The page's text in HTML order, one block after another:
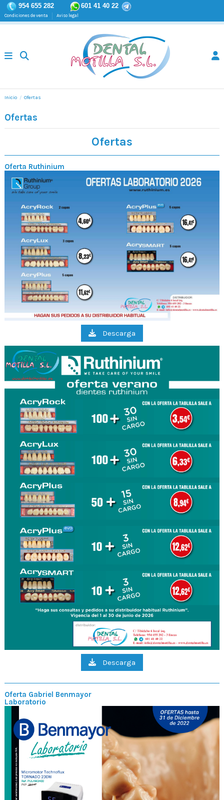
954 655 282 601 41 40 22
Condiciones de venta Aviso legal
Inicio Ofertas
Ofertas
Ofertas
Oferta Ruthinium
Descarga
Descarga
Oferta Gabriel Benmayor
Laboratorio